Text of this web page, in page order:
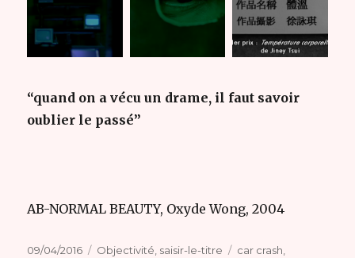
“quand on a vécu un drame, il faut savoir
oublier le passé”
AB-NORMAL BEAUTY, Oxyde Wong, 2004
Publié
09/04/2016 Catégories
Objectivité saisir-le-titre Étiquettes
car crash